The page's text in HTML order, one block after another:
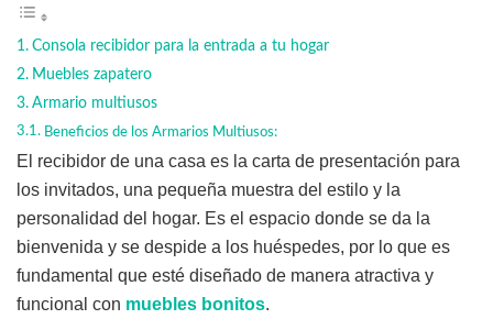
Consola recibidor para la entrada a tu hogar
Muebles zapatero
Armario multiusos
Beneficios de los Armarios Multiusos:
El recibidor de una casa es la carta de presentación para
los invitados, una pequeña muestra del estilo y la
personalidad del hogar. Es el espacio donde se da la
bienvenida y se despide a los huéspedes, por lo que es
fundamental que esté diseñado de manera atractiva y
funcional con muebles bonitos.